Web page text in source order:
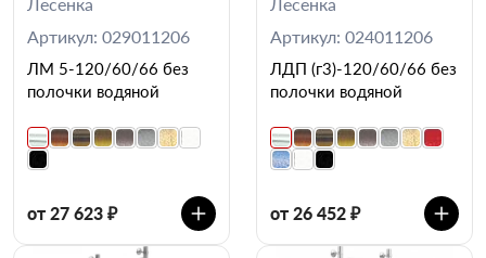
Артикул: 029011206
ЛМ 5-120/60/66 без
полочки водяной
от 27 623 ₽
Артикул: 024011206
ЛДП (г3)-120/60/66 без
полочки водяной
от 26 452 ₽